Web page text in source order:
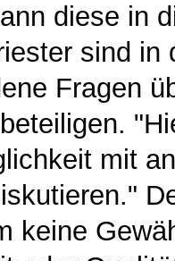
diese in
sind in
Fragen
mit
keine